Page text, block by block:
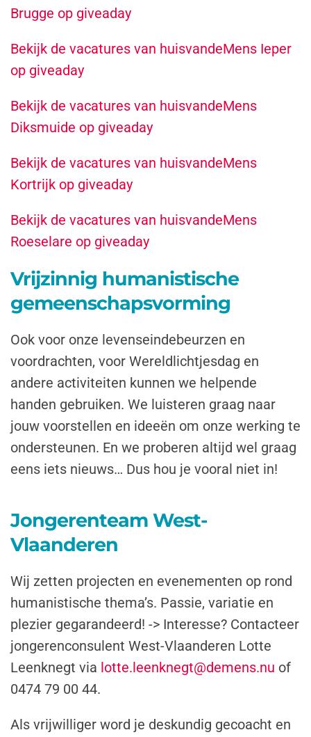
Brugge op giveaday
Bekijk de vacatures van huisvandeMens Ieper
op giveaday
Bekijk de vacatures van huisvandeMens
Diksmuide op giveaday
Bekijk de vacatures van huisvandeMens
Kortrijk op giveaday
Bekijk de vacatures van huisvandeMens
Roeselare op giveaday
Vrijzinnig humanistische
gemeenschapsvorming
Ook voor onze levenseindebeurzen en
voordrachten, voor Wereldlichtjesdag en
andere activiteiten kunnen we helpende
handen gebruiken. We luisteren graag naar
jouw voorstellen en ideeën om onze werking te
ondersteunen. En we proberen altijd wel graag
eens iets nieuws… Dus hou je vooral niet in!
Jongerenteam West-
Vlaanderen
Wij zetten projecten en evenementen op rond
humanistische thema’s. Passie, variatie en
plezier gegarandeerd! -> Interesse? Contacteer
jongerenconsulent West-Vlaanderen Lotte
Leenknegt via lotte.leenknegt@demens.nu of
0474 79 00 44.
Als vrijwilliger word je deskundig gecoacht en